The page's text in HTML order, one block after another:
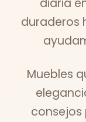
diaria
duraderos
Muebles